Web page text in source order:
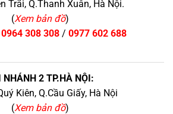
Trãi, Q.Thanh Xuân, Hà Nội.
(Xem bản đồ)
0964 308 308/ 0977 602 688
NHÁNH 2 TP.HÀ NỘI:
Kiên, Q.Cầu Giấy, Hà Nội
(Xem bản đồ)